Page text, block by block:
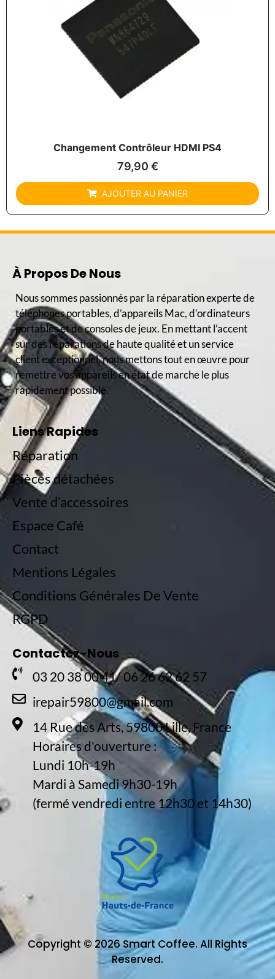
Changement Contrôleur HDMI PS4
79,90 €
AJOUTER AU PANIER
À Propos De Nous
Nous sommes passionnés par la réparation experte de
téléphones portables, d’appareils Mac, d’ordinateurs
portables et de consoles de jeux. En mettant l’accent
sur des réparations de haute qualité et un service
client exceptionnel, nous mettons tout en œuvre pour
remettre vos appareils en état de marche le plus
rapidement possible.
Liens Rapides
Réparation
Pièces détachées
Vente d’accessoires
Espace Café
Contact
Mentions Légales
Conditions Générales De Vente
RGPD
Contactez-Nous
03 20 38 00 41/ 06 26 62 62 57
irepair59800@gmail.com
14 Rue des Arts, 59800 Lille, France
Horaires d'ouverture :
Lundi 10h-19h
Mardi à Samedi 9h30-19h
(fermé vendredi entre 12h30 et 14h30)
Copyright © 2026 Smart Coffee. All Rights
Reserved.